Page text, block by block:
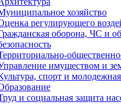
хозяйство
регулирующего
оборона, ЧС и
имуществом и
спорт и
и социальная защита